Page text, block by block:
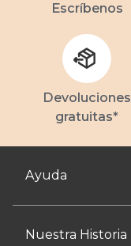
Escríbenos
Devoluciones
gratuitas*
Ayuda
Nuestra Historia